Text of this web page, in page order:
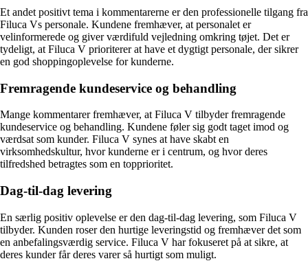
Et andet positivt tema i kommentarerne er den professionelle tilgang fra
Filuca Vs personale. Kundene fremhæver, at personalet er
velinformerede og giver værdifuld vejledning omkring tøjet. Det er
tydeligt, at Filuca V prioriterer at have et dygtigt personale, der sikrer
en god shoppingoplevelse for kunderne.
Fremragende kundeservice og behandling
Mange kommentarer fremhæver, at Filuca V tilbyder fremragende
kundeservice og behandling. Kundene føler sig godt taget imod og
værdsat som kunder. Filuca V synes at have skabt en
virksomhedskultur, hvor kunderne er i centrum, og hvor deres
tilfredshed betragtes som en topprioritet.
Dag-til-dag levering
En særlig positiv oplevelse er den dag-til-dag levering, som Filuca V
tilbyder. Kunden roser den hurtige leveringstid og fremhæver det som
en anbefalingsværdig service. Filuca V har fokuseret på at sikre, at
deres kunder får deres varer så hurtigt som muligt.